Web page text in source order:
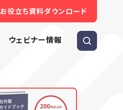
お役立ち資料ダウンロード
ウェビナー情報